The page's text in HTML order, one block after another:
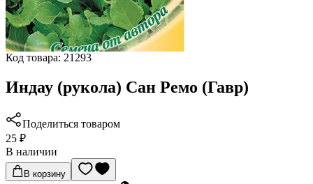
Код товара: 21293
Индау (рукола) Сан Ремо (Гавр)
Поделиться товаром
25 ₽
В наличии
В корзину